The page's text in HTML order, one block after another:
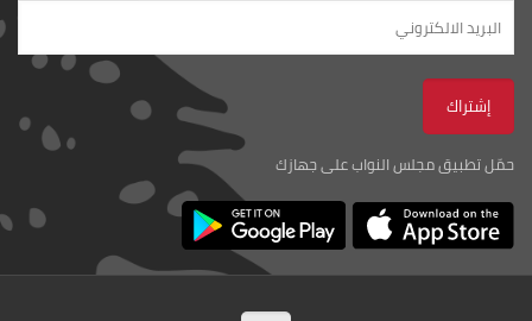
حمّل تطبيق مجلس النواب على جهازك